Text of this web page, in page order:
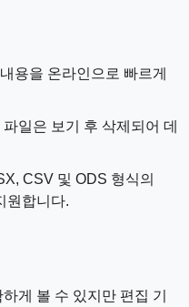
용을 온라인으로 빠르게
일은 보기 후 삭제되어 데
CSV 및 ODS 형식의
원합니다.
게 볼 수 있지만 편집 기